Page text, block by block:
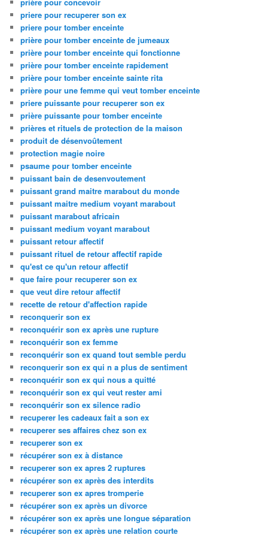
priere pour recuperer son ex
priere pour tomber enceinte
prière pour tomber enceinte de jumeaux
prière pour tomber enceinte qui fonctionne
prière pour tomber enceinte rapidement
prière pour tomber enceinte sainte rita
prière pour une femme qui veut tomber enceinte
priere puissante pour recuperer son ex
prière puissante pour tomber enceinte
prières et rituels de protection de la maison
produit de désenvoûtement
protection magie noire
psaume pour tomber enceinte
puissant bain de desenvoutement
puissant grand maitre marabout du monde
puissant maitre medium voyant marabout
puissant marabout africain
puissant medium voyant marabout
puissant retour affectif
puissant rituel de retour affectif rapide
qu'est ce qu'un retour affectif
que faire pour recuperer son ex
que veut dire retour affectif
recette de retour d'affection rapide
reconquerir son ex
reconquérir son ex après une rupture
reconquérir son ex femme
reconquérir son ex quand tout semble perdu
reconquerir son ex qui n a plus de sentiment
reconquérir son ex qui nous a quitté
reconquérir son ex qui veut rester ami
reconquérir son ex silence radio
recuperer les cadeaux fait a son ex
recuperer ses affaires chez son ex
recuperer son ex
récupérer son ex à distance
recuperer son ex apres 2 ruptures
récupérer son ex après des interdits
recuperer son ex apres tromperie
récupérer son ex après un divorce
récupérer son ex après une longue séparation
récupérer son ex après une relation courte